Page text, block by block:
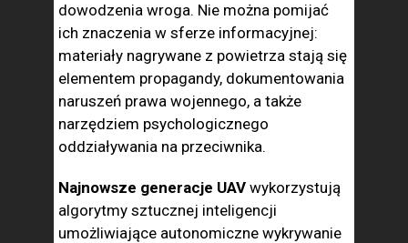
dowodzenia wroga. Nie można pomijać
ich znaczenia w sferze informacyjnej:
materiały nagrywane z powietrza stają się
elementem propagandy, dokumentowania
naruszeń prawa wojennego, a także
narzędziem psychologicznego
oddziaływania na przeciwnika.
Najnowsze generacje UAV wykorzystują
algorytmy sztucznej inteligencji
umożliwiające autonomiczne wykrywanie